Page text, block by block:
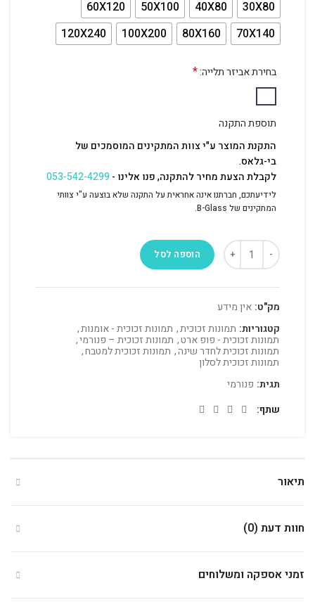
30X80
40X80
50X100
60X120
70X140
80X160
100X200
120X240
בחירת אביזר תלייה:*
תוספת התקנה
התקנת המוצר ע"י צוות המתקינים המוסמכים של
בי-גלאס.
לקבלת הצעת מחיר להתקנה, פנו אלינו -053-542-4299
לידיעתכם, חברתנו אינה אחראית על התקנה שלא בוצעה ע"י צוותי
המתקינים של B-Glass.
הוספה לסל
מק"ט: אין מידע
קטגוריות: תמונות זכוכית, תמונות זכוכית - אומנות,
תמונות זכוכית - פופ ארט, תמונות זכוכית – פנורמי,
תמונות זכוכית לחדר שינה, תמונות זכוכית למטבח,
תמונות זכוכית לסלון
תגית: פנורמי
שתף
תיאור
חוות דעת (0)
זמני אספקה ומשלוחים